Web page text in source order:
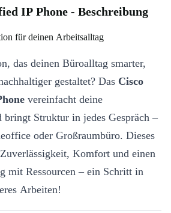
IP Phone - Beschreibung
für deinen Arbeitsalltag
das deinen Büroalltag smarter,
gestaltet? Das Cisco
vereinfacht deine
Struktur in jedes Gespräch –
oder Großraumbüro. Dieses
Komfort und einen
mit Ressourcen – ein Schritt in
Arbeiten!